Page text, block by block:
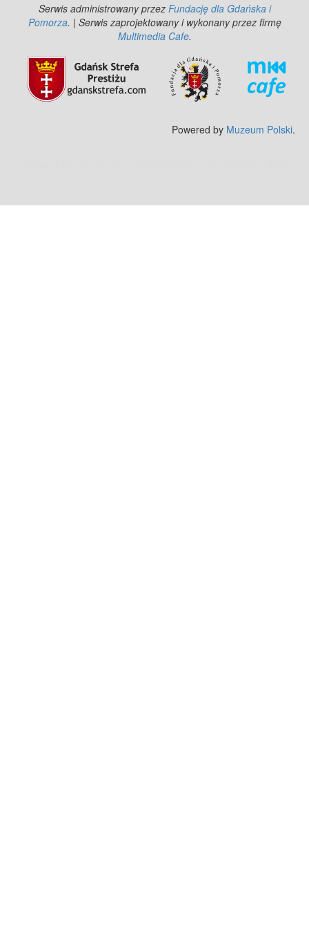
Serwis administrowany przez Fundację dla Gdańska i
Pomorza. | Serwis zaprojektowany i wykonany przez firmę
Multimedia Cafe.
Powered by Muzeum Polski.